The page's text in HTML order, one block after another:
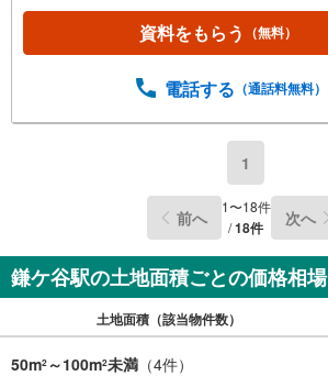
資料をもらう （無料）
電話する （通話料無料）
1
前へ 1〜18件
/18件 次へ
鎌ケ谷駅の土地面積ごとの価格相場
土地面積（該当物件数）
50m2 ～100m2未満 （4件）